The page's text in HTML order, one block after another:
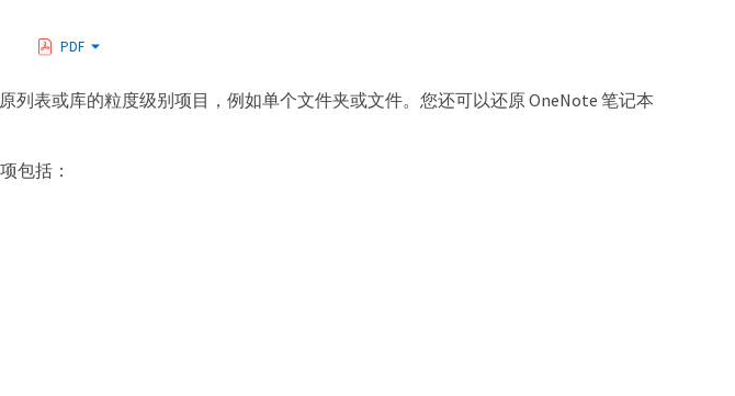
PDF
列表或库的粒度级别项目，例如单个文件夹或文件。您还可以还原 OneNote 笔记本
包括：